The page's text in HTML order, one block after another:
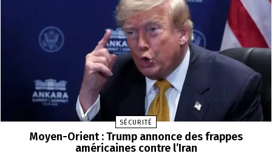
SÉCURITÉ
Moyen-Orient : Trump annonce des frappes
américaines contre l’Iran